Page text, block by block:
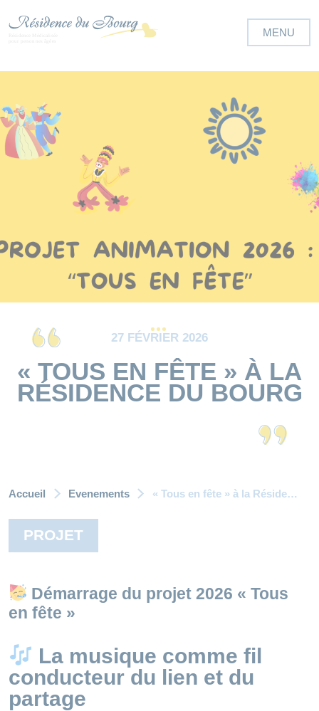
27 FÉVRIER 2026
« TOUS EN FÊTE » À LA
RÉSIDENCE DU BOURG
Accueil Evenements « Tous en fête » à la Résidence du Bourg
PROJET
Démarrage du projet 2026 « Tous
en fête »
La musique comme fil
conducteur du lien et du
partage